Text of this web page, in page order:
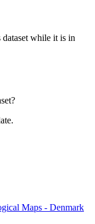
while it is in
Maps - Denmark